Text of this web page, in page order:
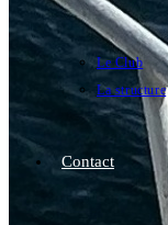
Le Club
La structure
Contact